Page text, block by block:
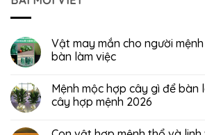
Vật may mắn cho người
bàn làm việc
Mệnh mộc hợp cây gì để bàn
cây hợp mệnh 2026